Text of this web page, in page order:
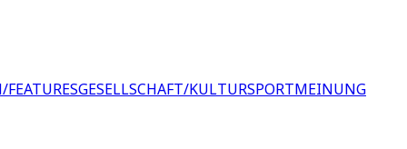
FEATURESGESELLSCHAFT/KULTURSPORTMEINUNG